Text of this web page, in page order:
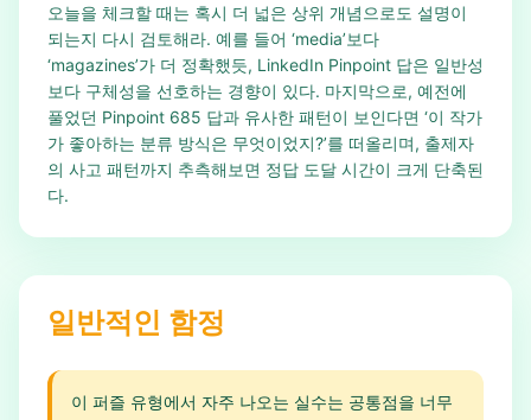
오늘을 체크할 때는 혹시 더 넓은 상위 개념으로도 설명이
되는지 다시 검토해라. 예를 들어 ‘media’보다
‘magazines’가 더 정확했듯, LinkedIn Pinpoint 답은 일반성
보다 구체성을 선호하는 경향이 있다. 마지막으로, 예전에
풀었던 Pinpoint 685 답과 유사한 패턴이 보인다면 ‘이 작가
가 좋아하는 분류 방식은 무엇이었지?’를 떠올리며, 출제자
의 사고 패턴까지 추측해보면 정답 도달 시간이 크게 단축된
다.
일반적인 함정
이 퍼즐 유형에서 자주 나오는 실수는 공통점을 너무